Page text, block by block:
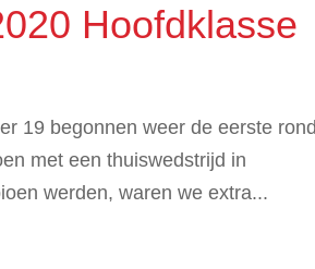
Hoofdklasse
19 begonnen weer de eerste
met een thuiswedstrijd in
werden, waren we extra...